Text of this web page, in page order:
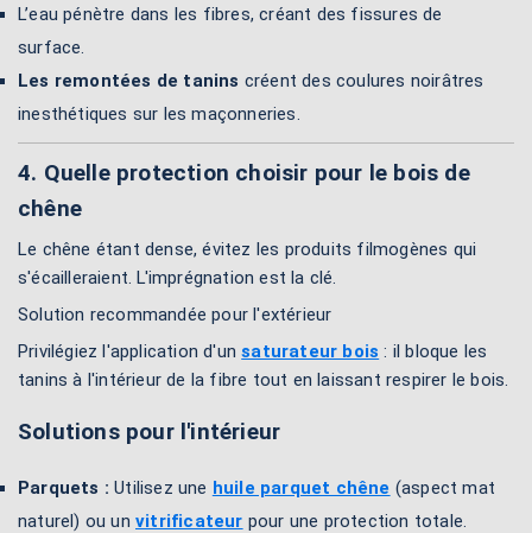
L’eau pénètre dans les fibres, créant des fissures de
surface.
Les remontées de tanins créent des coulures noirâtres
inesthétiques sur les maçonneries.
4. Quelle protection choisir pour le bois de
chêne
Le chêne étant dense, évitez les produits filmogènes qui
s'écailleraient. L'imprégnation est la clé.
Solution recommandée pour l'extérieur
Privilégiez l'application d'unsaturateur bois : il bloque les
tanins à l'intérieur de la fibre tout en laissant respirer le bois.
Solutions pour l'intérieur
Parquets : Utilisez une huile parquet chêne (aspect mat
naturel) ou un vitrificateur pour une protection totale.